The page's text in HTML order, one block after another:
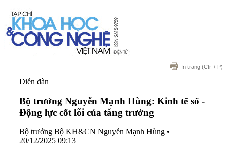
In trang (Ctr + P)
Diễn đàn
Bộ trưởng Nguyễn Mạnh Hùng: Kinh tế số -
Động lực cốt lõi của tăng trưởng
Bộ trưởng Bộ KH&CN Nguyễn Mạnh Hùng •
20/12/2025 09:13